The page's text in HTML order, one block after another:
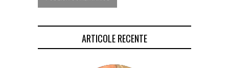
ARTICOLE RECENTE